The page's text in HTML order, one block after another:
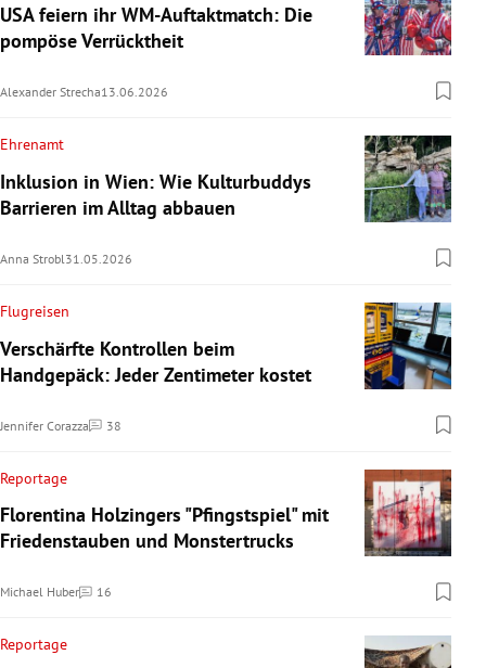
USA feiern ihr WM-Auftaktmatch: Die
pompöse Verrücktheit
Alexander Strecha13.06.2026
Ehrenamt
Inklusion in Wien: Wie Kulturbuddys
Barrieren im Alltag abbauen
Anna Strobl 31.05.2026
Flugreisen
Verschärfte Kontrollen beim
Handgepäck: Jeder Zentimeter kostet
Jennifer Corazza 38
Kommentare
Reportage
Florentina Holzingers "Pfingstspiel" mit
Friedenstauben und Monstertrucks
Michael Huber 16
Kommentare
Reportage